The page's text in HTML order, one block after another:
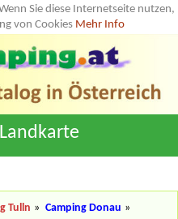
Sie diese Internetseite nutzen,
von Cookies Mehr Info
Landkarte
Tulln » Camping Donau »